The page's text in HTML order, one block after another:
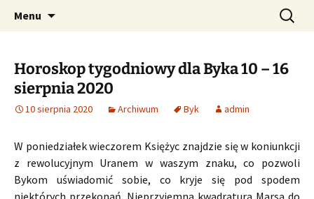
CzaroMarowy horoskop
dzienny, miesięczny i
tygodniowy
Profesjonalne przepowiednie astrologiczne
Menu Szukaj:
Horoskop tygodniowy dla Byka 10 – 16
sierpnia 2020
10 sierpnia 2020 Archiwum Byk admin
W poniedziałek wieczorem Księżyc znajdzie się w koniunkcji
z rewolucyjnym Uranem w waszym znaku, co pozwoli
Bykom uświadomić sobie, co kryje się pod spodem
niektórych przekonań. Nieprzyjemna kwadratura Marsa do